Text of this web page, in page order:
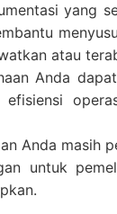
yang
atau
Anda
Anda masih
untuk